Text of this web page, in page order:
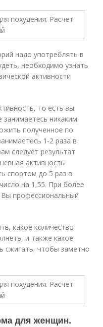
надо употреблять в
необходимо узнать
активности
то есть вы
занимаетесь никаким
полученное по
1-2 раза в
следует результат
активность
спортом до 5 раз в
на 1,55. При более
Вы профессиональный
какое количество
и также какое
сжигать, чтобы заметно
для женщин.